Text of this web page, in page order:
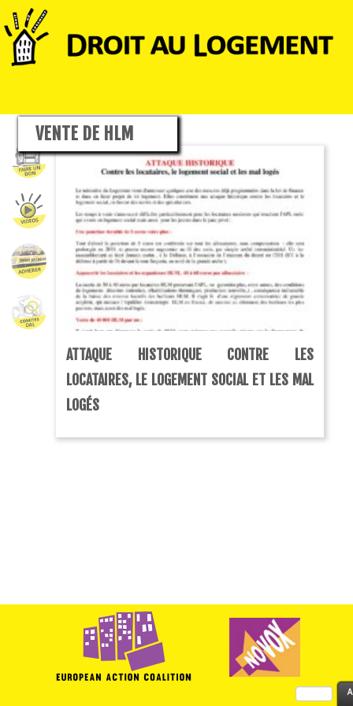
VENTE DE HLM
ATTAQUE HISTORIQUE CONTRE LES
LOCATAIRES, LE LOGEMENT SOCIAL ET LES MAL
LOGÉS
Rechercher :